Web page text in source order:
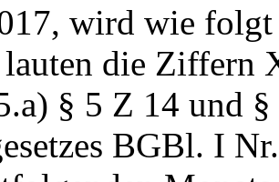
wird wie folgt
die Ziffern
5 Z 14 und §
BGBl. I